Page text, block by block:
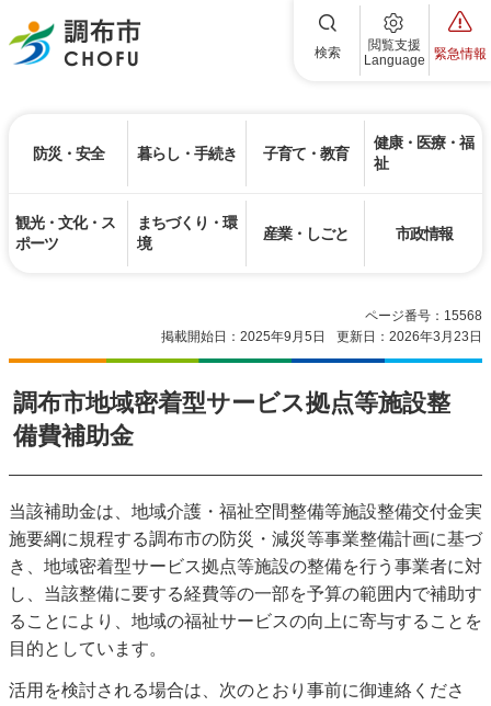
調布市 検索
閲覧支援
Language
緊急情報
防災・安全 暮らし・手続き 子育て・教育
健康・医療・福
祉
観光・文化・ス
ポーツ
まちづくり・環
境
産業・しごと 市政情報
ページ番号：15568
掲載開始日：2025年9月5日
更新日：2026年3月23日
調布市地域密着型サービス拠点等施設整
備費補助金
当該補助金は、地域介護・福祉空間整備等施設整備交付金実
施要綱に規程する調布市の防災・減災等事業整備計画に基づ
き、地域密着型サービス拠点等施設の整備を行う事業者に対
し、当該整備に要する経費等の一部を予算の範囲内で補助す
ることにより、地域の福祉サービスの向上に寄与することを
目的としています。
活用を検討される場合は、次のとおり事前に御連絡くださ